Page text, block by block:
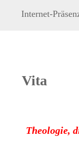
Internet-
Vita
Theologie,